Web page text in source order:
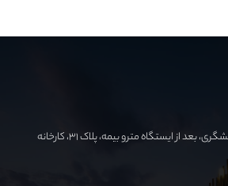
تهران، میدان آزادی، اتوبان لشگری، بعد از ایستگاه مترو بیمه، پلاک ۳۱، کارخانه